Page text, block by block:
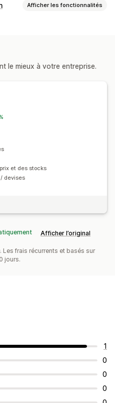
Afficher les fonctionnalités
le mieux à votre entreprise.
et des stocks
devises
Afficher l’original
Les frais récurrents et basés sur
jours.
1
0
0
0